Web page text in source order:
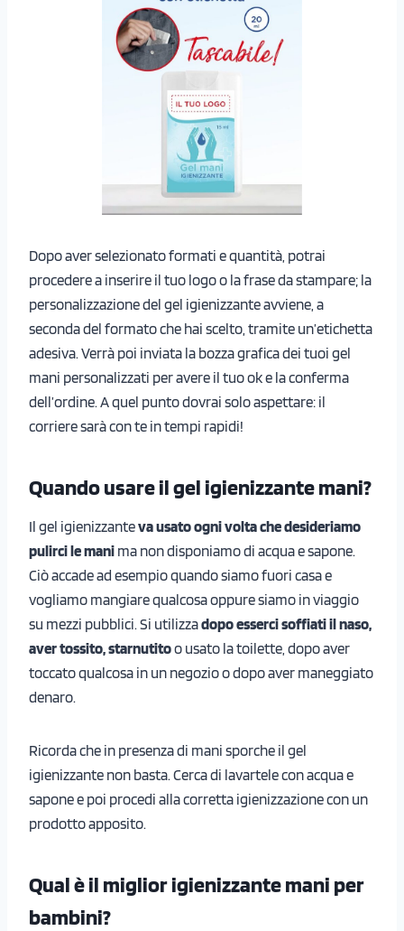
Dopo aver selezionato formati e quantità, potrai
procedere a inserire il tuo logo o la frase da stampare; la
personalizzazione del gel igienizzante avviene, a
seconda del formato che hai scelto, tramite un’etichetta
adesiva. Verrà poi inviata la bozza grafica dei tuoi gel
mani personalizzati per avere il tuo ok e la conferma
dell’ordine. A quel punto dovrai solo aspettare: il
corriere sarà con te in tempi rapidi!
Quando usare il gel igienizzante mani?
Il gel igienizzanteva usato ogni volta che desideriamo
pulirci le mani ma non disponiamo di acqua e sapone.
Ciò accade ad esempio quando siamo fuori casa e
vogliamo mangiare qualcosa oppure siamo in viaggio
su mezzi pubblici. Si utilizzadopo esserci soffiati il naso,
aver tossito, starnutitoo usato la toilette, dopo aver
toccato qualcosa in un negozio o dopo aver maneggiato
denaro.
Ricorda che in presenza di mani sporche il gel
igienizzante non basta. Cerca di lavartele con acqua e
sapone e poi procedi alla corretta igienizzazione con un
prodotto apposito.
Qual è il miglior igienizzante mani per
bambini?